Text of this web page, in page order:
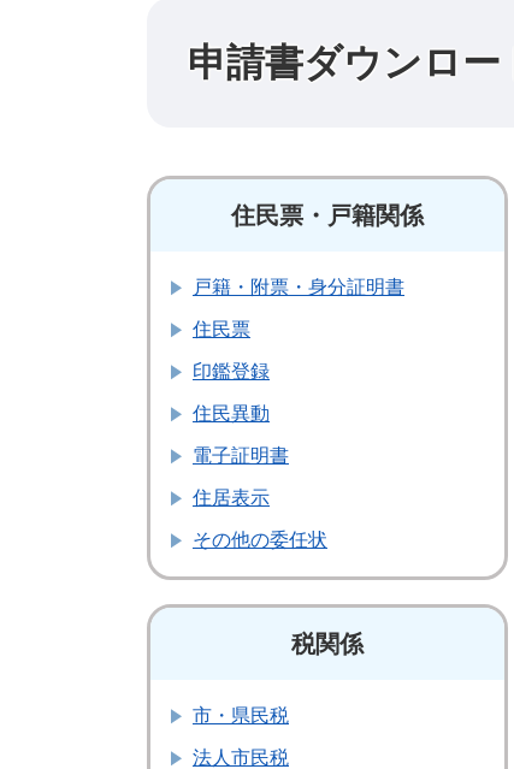
申請書ダウンロー
住民票・戸籍関係
戸籍・附票・身分証明書
住民票
印鑑登録
住民異動
電子証明書
住居表示
その他の委任状
税関係
市・県民税
法人市民税